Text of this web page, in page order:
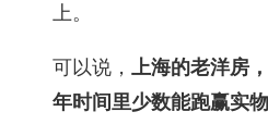
上。
可以说，
上海的老洋房
年时间里少数能跑赢实